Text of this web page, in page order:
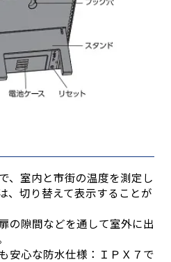
、室内と市街の温度を測定し
、切り替えて表示することが
の隙間などを通して室外に出
安心な防水仕様：ＩＰＸ７で